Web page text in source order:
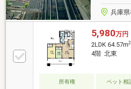
兵庫
5,980万円
2LDK 64.57m2
4階 北東
所有権 ペット相